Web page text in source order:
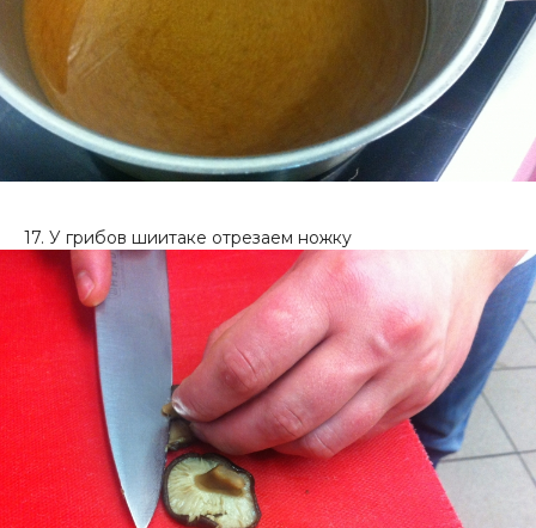
17. У грибов шиитаке отрезаем ножку